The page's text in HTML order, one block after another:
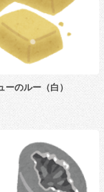
ーのルー（白）